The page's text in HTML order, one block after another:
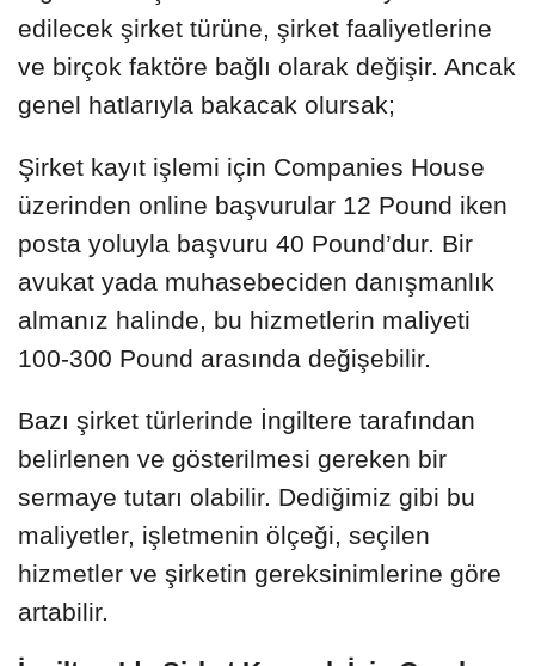
edilecek şirket türüne, şirket faaliyetlerine
ve birçok faktöre bağlı olarak değişir. Ancak
genel hatlarıyla bakacak olursak;
Şirket kayıt işlemi için Companies House
üzerinden online başvurular 12 Pound iken
posta yoluyla başvuru 40 Pound’dur. Bir
avukat yada muhasebeciden danışmanlık
almanız halinde, bu hizmetlerin maliyeti
100-300 Pound arasında değişebilir.
Bazı şirket türlerinde İngiltere tarafından
belirlenen ve gösterilmesi gereken bir
sermaye tutarı olabilir. Dediğimiz gibi bu
maliyetler, işletmenin ölçeği, seçilen
hizmetler ve şirketin gereksinimlerine göre
artabilir.